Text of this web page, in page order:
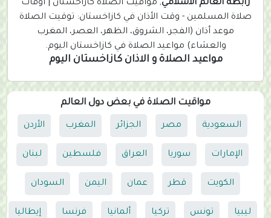
رابطة العالم الاسلامي, مواقيت الصلاة كازاخستان | أوقات
صلاة المسلمين - وقت الأذان في كازاخستان: توقيت الصلاة
موعد أذان (الفجر، الشروق، الظهر، العصر، المغرب
والعشاء) مواعيد الصلاة في كازاخستان اليوم.
مواعيد الصلاة و الاذان كازاخستان اليوم
مواقيت الصلاة في بعض دول العالم
السعودية مصر الجزائر المغرب الأردن
الإمارات سوريا العراق فلسطين لبنان
الكويت قطر عمان اليمن السودان
ليبيا تونس تركيا ألمانيا فرنسا إيطاليا